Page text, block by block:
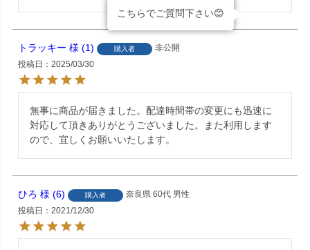
トラッキー 1 購入者
非公開
投稿日
2025/03/30
無事に商品が届きました。配達時間帯の変更にも迅速に
対応して頂きありがとうございました。また利用します
ので、宜しくお願いいたします。
ひろ 6 購入者 奈良県 60代 男性
投稿日
2021/12/30
こちらでご質問下さい😊